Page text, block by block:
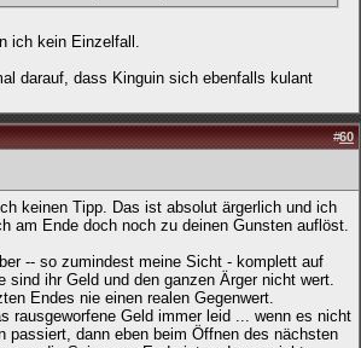
ich kein Einzelfall.
darauf, dass Kinguin sich ebenfalls kulant
#60
keinen Tipp. Das ist absolut ärgerlich und ich
am Ende doch noch zu deinen Gunsten auflöst.
-- so zumindest meine Sicht - komplett auf
sind ihr Geld und den ganzen Ärger nicht wert.
Endes nie einen realen Gegenwert.
rausgeworfene Geld immer leid ... wenn es nicht
passiert, dann eben beim Öffnen des nächsten